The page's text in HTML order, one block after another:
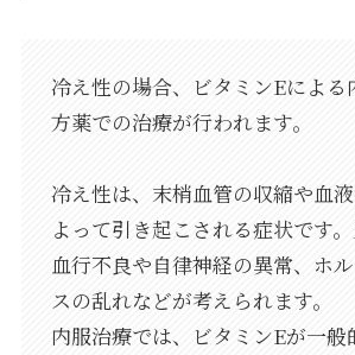
冷え性の場合、ビタミンEによる
方薬での治療が行われます。
冷え性は、末梢血管の収縮や血
よって引き起こされる症状です。
血行不良や自律神経の異常、ホ
スの乱れなどが考えられます。
内服治療では、ビタミンEが一般